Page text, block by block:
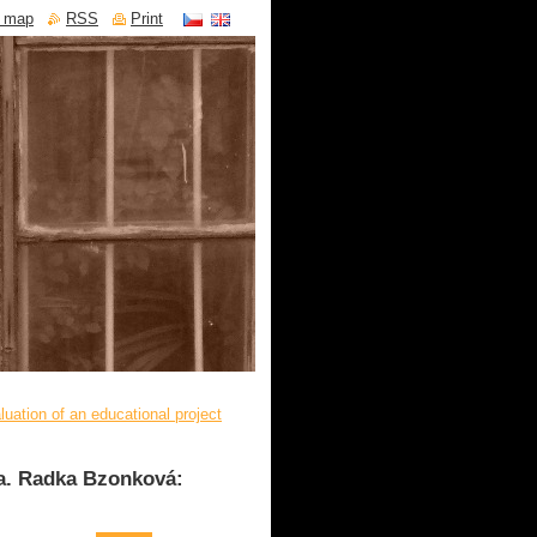
of an educational project
Radka Bzonková:
RSS Print